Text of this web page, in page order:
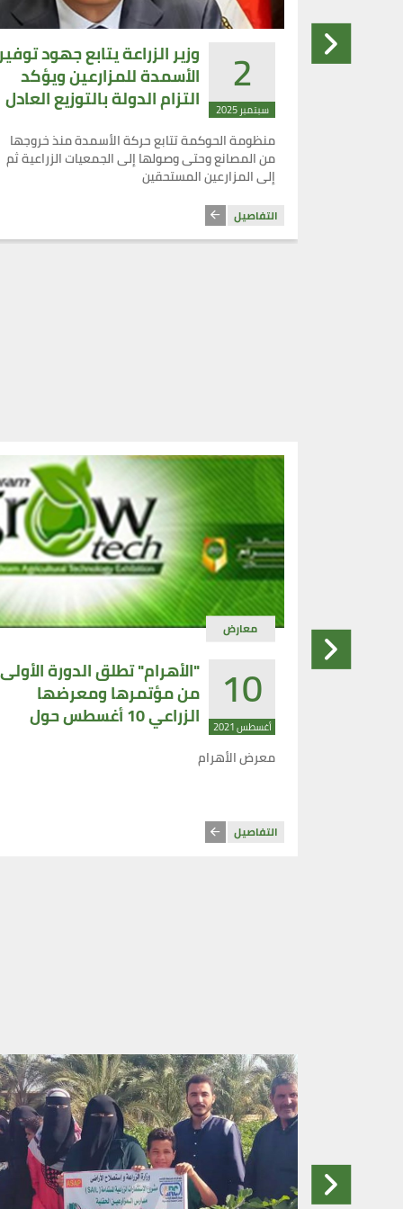
2
سبتمبر 2025
وزير الزراعة يتابع جهود
الأسمدة للمزارعين ويؤكد
التزام الدولة بالتوزيع العادل
منظومة الحوكمة تتابع حركة الأسمدة منذ خروجها
من المصانع وحتى وصولها إلى الجمعيات الزراعية ثم
إلى المزارعين المستحقين
التفاصيل
معارض
10
أغسطس 2021
"الأهرام" تطلق الدورة الأولى
من مؤتمرها ومعرضها
الزراعي 10 أغسطس حول
الزراعة .. مستقبل مصر
الواعدمعرض الأهرام
التفاصيل